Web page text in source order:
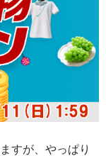
すが、やっぱり